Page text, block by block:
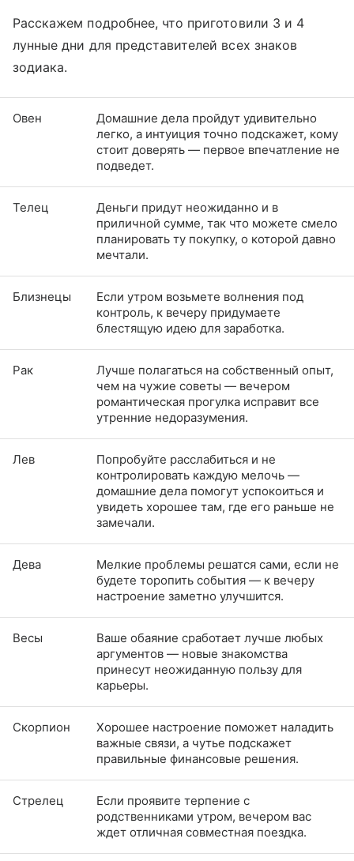
Расскажем подробнее, что приготовили 3 и 4
лунные дни для представителей всех знаков
зодиака.
Овен
Домашние дела пройдут удивительно
легко, а интуиция точно подскажет, кому
стоит доверять — первое впечатление не
подведет.
Телец
Деньги придут неожиданно и в
приличной сумме, так что можете смело
планировать ту покупку, о которой давно
мечтали.
Близнецы
Если утром возьмете волнения под
контроль, к вечеру придумаете
блестящую идею для заработка.
Рак
Лучше полагаться на собственный опыт,
чем на чужие советы — вечером
романтическая прогулка исправит все
утренние недоразумения.
Лев
Попробуйте расслабиться и не
контролировать каждую мелочь —
домашние дела помогут успокоиться и
увидеть хорошее там, где его раньше не
замечали.
Дева
Мелкие проблемы решатся сами, если не
будете торопить события — к вечеру
настроение заметно улучшится.
Весы
Ваше обаяние сработает лучше любых
аргументов — новые знакомства
принесут неожиданную пользу для
карьеры.
Скорпион
Хорошее настроение поможет наладить
важные связи, а чутье подскажет
правильные финансовые решения.
Стрелец
Если проявите терпение с
родственниками утром, вечером вас
ждет отличная совместная поездка.